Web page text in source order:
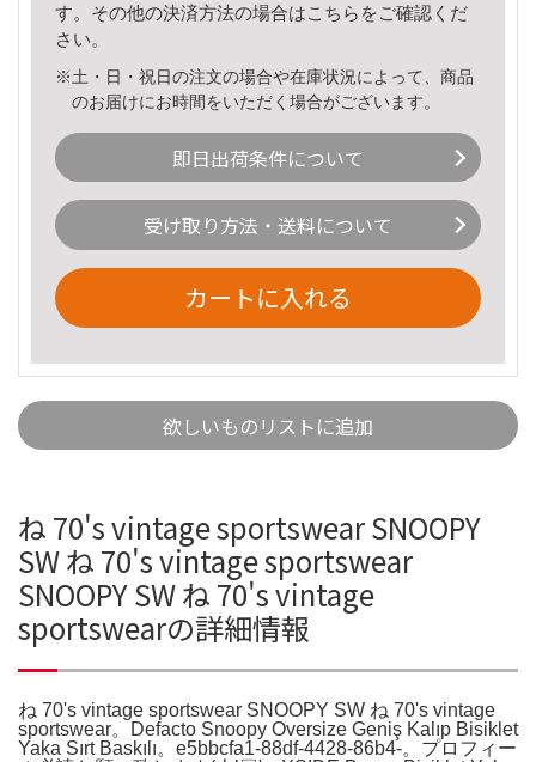
す。その他の決済方法の場合はこちら をご確認くだ
さい。
※土・日・祝日の注文の場合や在庫状況によって、商品
のお届けにお時間をいただく場合がございます。
即日出荷条件について
受け取り方法・送料について
カートに入れる
欲しいものリストに追加
ね 70's vintage sportswear SNOOPY
SW ね 70's vintage sportswear
SNOOPY SW ね 70's vintage
sportswearの詳細情報
ね 70's vintage sportswear SNOOPY SW ね 70's vintage
sportswear。Defacto Snoopy Oversize Geniş Kalıp Bisiklet
Yaka Sırt Baskılı。e5bbcfa1-88df-4428-86b4-。プロフィー